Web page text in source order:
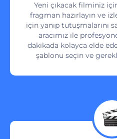
Yeni çıkacak filminiz
fragman hazırlayın ve
için yanıp tutuşmalarını
aracımız ile
dakikada kolayca elde
şablonu seçin ve